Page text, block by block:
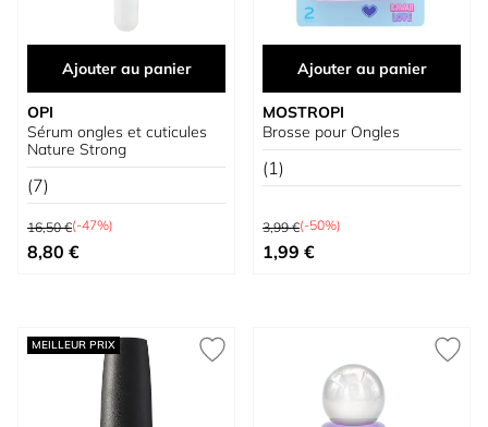
Ajouter au panier
OPI
Sérum ongles et cuticules
Nature Strong
(7)
Prix normal
16,50 €(-47%)
Prix spécial
8,80 €
Ajouter au panier
MOSTROPI
Brosse pour Ongles
(1)
Prix normal
3,99 €(-50%)
Prix spécial
1,99 €
MEILLEUR PRIX